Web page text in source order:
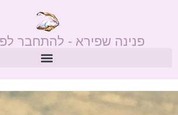
פנינה שפירא - להתחבר